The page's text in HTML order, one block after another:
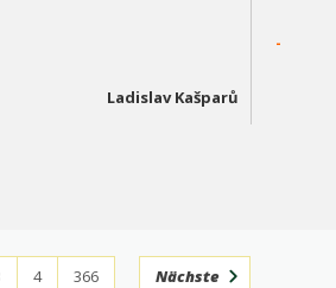
Ladislav Kašparů
-
4 366 Nächste